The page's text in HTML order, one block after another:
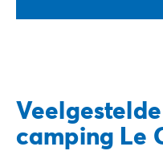
camping Le